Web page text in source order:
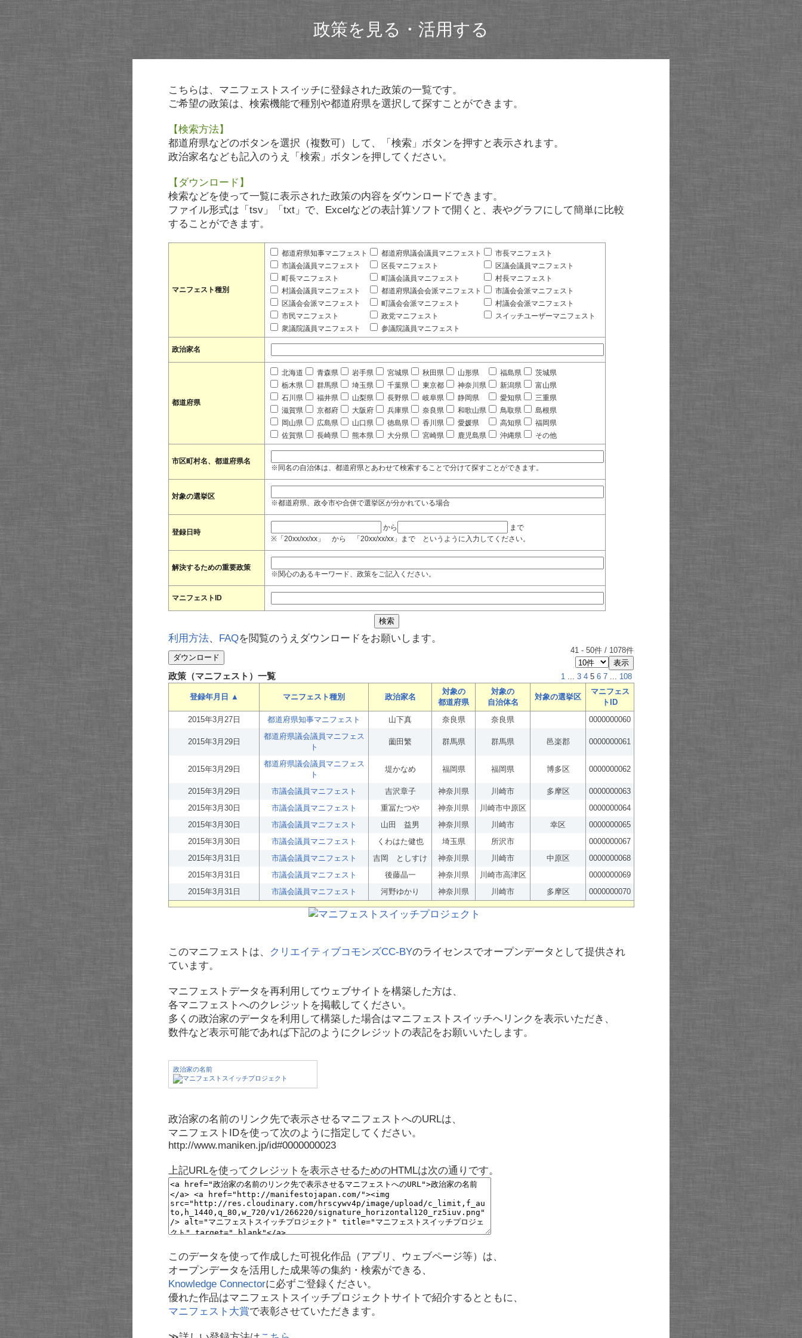
政策を見る・活用する
こちらは、マニフェストスイッチに登録された政策の一覧です。
ご希望の政策は、検索機能で種別や都道府県を選択して探すことができます。
【検索方法】
都道府県などのボタンを選択（複数可）して、「検索」ボタンを押すと表示されます。
政治家名なども記入のうえ「検索」ボタンを押してください。
【ダウンロード】
検索などを使って一覧に表示された政策の内容をダウンロードできます。
ファイル形式は「tsv」「txt」で、Excelなどの表計算ソフトで開くと、表やグラフにして簡単に比較
することができます。
マニフェスト種別
都道府県知事マニフェスト 都道府県議会議員マニフェスト
市長マニフェスト
市議会議員マニフェスト
区長マニフェスト
区議会議員マニフェスト
町長マニフェスト
町議会議員マニフェスト
村長マニフェスト
村議会議員マニフェスト
都道府県議会会派マニフェスト
市議会会派マニフェスト
区議会会派マニフェスト
町議会会派マニフェスト
村議会会派マニフェスト
市民マニフェスト
政党マニフェスト
スイッチユーザーマニフェスト
衆議院議員マニフェスト
参議院議員マニフェスト
政治家名
都道府県
北海道 青森県 岩手県 宮城県 秋田県 山形県 福島県
茨城県
栃木県
群馬県 埼玉県 千葉県 東京都 神奈川県 新潟県
富山県
石川県
福井県 山梨県 長野県 岐阜県 静岡県 愛知県
三重県
滋賀県
京都府 大阪府 兵庫県 奈良県 和歌山県 鳥取県
島根県
岡山県
広島県 山口県 徳島県 香川県 愛媛県 高知県
福岡県
佐賀県
長崎県 熊本県 大分県 宮崎県 鹿児島県 沖縄県 その他
市区町村名、都道府県名
※同名の自治体は、都道府県とあわせて検索することで分けて探すことができます。
対象の選挙区
※都道府県、政令市や合併で選挙区が分かれている場合
登録日時
から
まで
※「20xx/xx/xx」 から 「20xx/xx/xx」まで というように入力してください。
解決するための重要政策
※関心のあるキーワード、政策をご記入ください。
マニフェストID
利用方法、 FAQを閲覧のうえダウンロードをお願いします。
41 - 50件 / 1078件
政策（マニフェスト）一覧 1 ... 3 4 5 6 7 ... 108
登録年月日 ▲ マニフェスト種別 政治家名
対象の
都道府県
対象の
自治体名
対象の選挙区
マニフェス
トID
2015年3月27日
都道府県知事マニフェスト 山下真 奈良県 奈良県 0000000060
2015年3月29日
都道府県議会議員マニフェス
ト
薗田繁 群馬県 群馬県 邑楽郡 0000000061
2015年3月29日
都道府県議会議員マニフェス
ト
堤かなめ 福岡県 福岡県 博多区 0000000062
2015年3月29日 市議会議員マニフェスト 吉沢章子 神奈川県 川崎市 多摩区
0000000063
2015年3月30日
市議会議員マニフェスト 重冨たつや 神奈川県 川崎市中原区
0000000064
2015年3月30日
市議会議員マニフェスト 山田 益男 神奈川県 川崎市 幸区
0000000065
2015年3月30日
市議会議員マニフェスト くわはた健也 埼玉県 所沢市
0000000067
2015年3月31日
市議会議員マニフェスト 吉岡 としすけ 神奈川県 川崎市 中原区
0000000068
2015年3月31日
市議会議員マニフェスト 後藤晶一 神奈川県 川崎市高津区
0000000069
2015年3月31日
市議会議員マニフェスト 河野ゆかり 神奈川県 川崎市 多摩区 0000000070
このマニフェストは、 クリエイティブコモンズCC-BYのライセンスでオープンデータとして提供され
ています。
マニフェストデータを再利用してウェブサイトを構築した方は、
各マニフェストへのクレジットを掲載してください。
多くの政治家のデータを利用して構築した場合はマニフェストスイッチへリンクを表示いただき、
数件など表示可能であれば下記のようにクレジットの表記をお願いいたします。
政治家の名前
政治家の名前のリンク先で表示させるマニフェストへのURLは、
マニフェストIDを使って次のように指定してください。
http://www.maniken.jp/id#0000000023
上記URLを使ってクレジットを表示させるためのHTMLは次の通りです。
このデータを使って作成した可視化作品（アプリ、ウェブページ等）は、
オープンデータを活用した成果等の集約・検索ができる、
Knowledge Connectorに必ずご登録ください。
優れた作品はマニフェストスイッチプロジェクトサイトで紹介するとともに、
マニフェスト大賞で表彰させていただきます。